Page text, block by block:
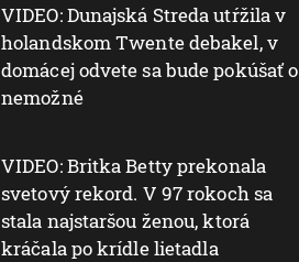
VIDEO: Dunajská Streda utŕžila v
holandskom Twente debakel, v
domácej odvete sa bude pokúšať o
nemožné
VIDEO: Britka Betty prekonala
svetový rekord. V 97 rokoch sa
stala najstaršou ženou, ktorá
kráčala po krídle lietadla